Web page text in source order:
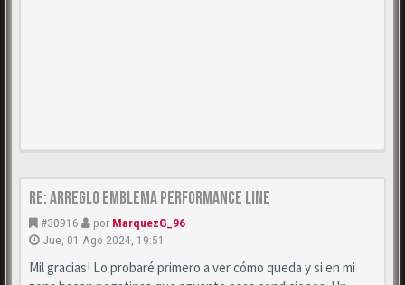
Re: Arreglo emblema Performance Line
#30916 por MarquezG_96
Jue, 01 Ago 2024, 19:51
Mil gracias! Lo probaré primero a ver cómo queda y si en mi